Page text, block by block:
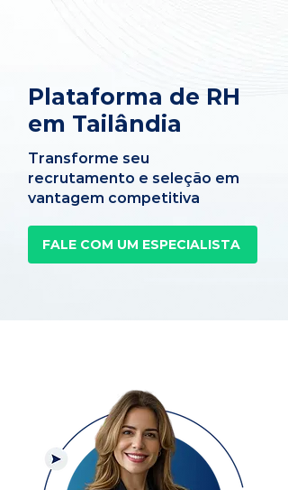
Plataforma de RH
em Tailândia
Transforme seu
recrutamento e seleção em
vantagem competitiva
FALE COM UM ESPECIALISTA